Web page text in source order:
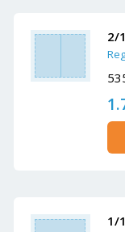
2/
1/